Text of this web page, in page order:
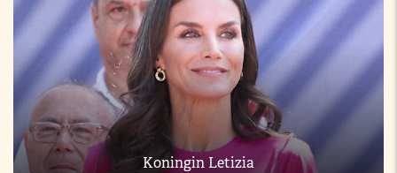
Koningin Letizia